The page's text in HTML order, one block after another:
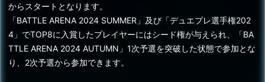
からスタートとなります。
「BATTLE ARENA 2024 SUMMER」及び「デュエプレ選手権202
4」でTOP8に入賞したプレイヤーにはシード権が与えられ、「BA
TTLE ARENA 2024 AUTUMN」1次予選を突破した状態で参加とな
り、2次予選から参加できます。